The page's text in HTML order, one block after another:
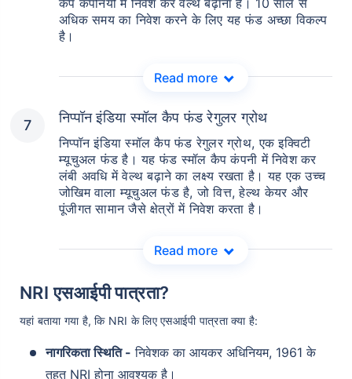
कैप कंपनियों में निवेश कर वेल्थ बढ़ाना है। 10 साल से
अधिक समय का निवेश करने के लिए यह फंड अच्छा विकल्प
है।
Read more
निप्पॉन इंडिया स्मॉल कैप फंड रेगुलर ग्रोथ
निप्पॉन इंडिया स्मॉल कैप फंड रेगुलर ग्रोथ, एक इक्विटी
म्यूचुअल फंड है। यह फंड स्मॉल कैप कंपनी में निवेश कर
लंबी अवधि में वेल्थ बढ़ाने का लक्ष्य रखता है। यह एक उच्च
जोखिम वाला म्यूचुअल फंड है, जो वित्त, हेल्थ केयर और
पूंजीगत सामान जैसे क्षेत्रों में निवेश करता है।
Read more
NRI एसआईपी पात्रता?
यहां बताया गया है, कि NRI के लिए एसआईपी पात्रता क्या है:
नागरिकता स्थिति - निवेशक का आयकर अधिनियम, 1961 के
तहत NRI होना आवश्यक है।